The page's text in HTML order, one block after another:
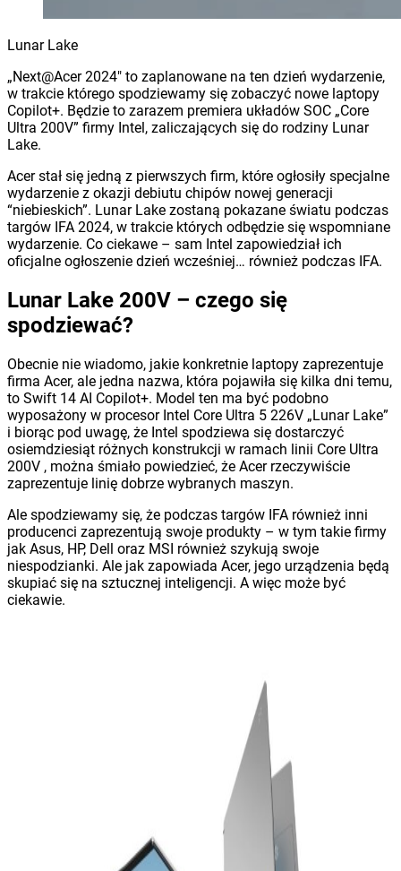
Lunar Lake
„Next@Acer 2024″ to zaplanowane na ten dzień wydarzenie,
w trakcie którego spodziewamy się zobaczyć nowe laptopy
Copilot+. Będzie to zarazem premiera układów SOC „Core
Ultra 200V” firmy Intel, zaliczających się do rodziny Lunar
Lake.
Acer stał się jedną z pierwszych firm, które ogłosiły specjalne
wydarzenie z okazji debiutu chipów nowej generacji
“niebieskich”. Lunar Lake zostaną pokazane światu podczas
targów IFA 2024, w trakcie których odbędzie się wspomniane
wydarzenie. Co ciekawe – sam Intel zapowiedział ich
oficjalne ogłoszenie dzień wcześniej… również podczas IFA.
Lunar Lake 200V – czego się
spodziewać?
Obecnie nie wiadomo, jakie konkretnie laptopy zaprezentuje
firma Acer, ale jedna nazwa, która pojawiła się kilka dni temu,
to Swift 14 AI Copilot+. Model ten ma być podobno
wyposażony w procesor Intel Core Ultra 5 226V „Lunar Lake”
i biorąc pod uwagę, że Intel spodziewa się dostarczyć
osiemdziesiąt różnych konstrukcji w ramach linii Core Ultra
200V , można śmiało powiedzieć, że Acer rzeczywiście
zaprezentuje linię dobrze wybranych maszyn.
Ale spodziewamy się, że podczas targów IFA również inni
producenci zaprezentują swoje produkty – w tym takie firmy
jak Asus, HP, Dell oraz MSI również szykują swoje
niespodzianki. Ale jak zapowiada Acer, jego urządzenia będą
skupiać się na sztucznej inteligencji. A więc może być
ciekawie.